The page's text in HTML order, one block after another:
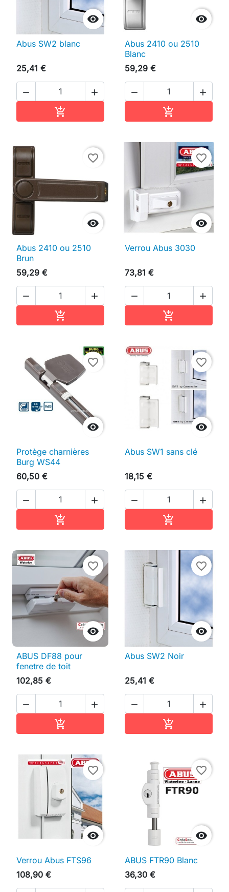

Abus SW2 blanc
25,41 €
 


Abus 2410 ou 2510
Blanc
59,29 €
 


favorite_border
Abus 2410 ou 2510
Brun
59,29 €
 


favorite_border
Verrou Abus 3030
73,81 €
 


favorite_border
Protège charnières
Burg WS44
60,50 €
 


favorite_border
Abus SW1 sans clé
18,15 €
 


favorite_border
ABUS DF88 pour
fenetre de toit
102,85 €
 


favorite_border
Abus SW2 Noir
25,41 €
 


favorite_border
Verrou Abus FTS96
108,90 €

favorite_border
ABUS FTR90 Blanc
36,30 €